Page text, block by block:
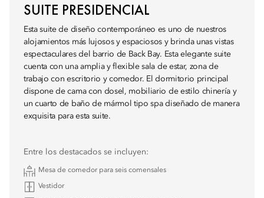
SUITE PRESIDENCIAL
Esta suite de diseño contemporáneo es uno de nuestros
alojamientos más lujosos y espaciosos y brinda unas vistas
espectaculares del barrio de Back Bay. Esta elegante suite
cuenta con una amplia y flexible sala de estar, zona de
trabajo con escritorio y comedor. El dormitorio principal
dispone de cama con dosel, mobiliario de estilo chinería y
un cuarto de baño de mármol tipo spa diseñado de manera
exquisita para esta suite.
Entre los destacados se incluyen:
Mesa de comedor para seis comensales
Vestidor